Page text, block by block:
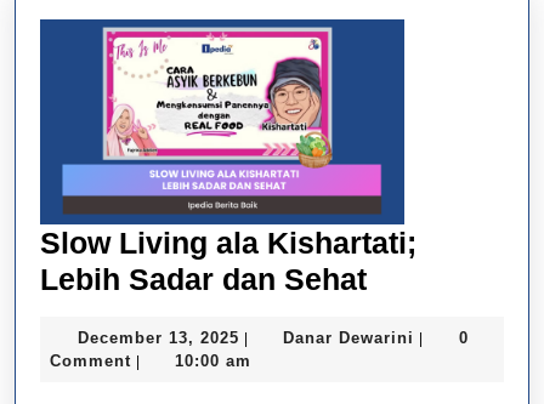
Slow Living ala Kishartati;
Lebih Sadar dan SehatSlow
ala
December 13, 2025 December
13,
| Danar Dewarini Danar
|
0
Comment | 10:00 am